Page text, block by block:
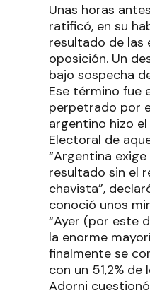
Unas horas
ratificó, en su
resultado de las
oposición. Un
bajo sospecha
Ese término fue
perpetrado por
argentino hizo
Electoral de
“Argentina
resultado sin el
chavista”,
conoció unos
“Ayer (por este
la enorme
finalmente se
con un 51,2% de
Adorni